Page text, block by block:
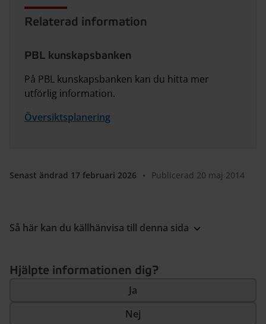
Relaterad information
PBL kunskapsbanken
På PBL kunskapsbanken kan du hitta mer
utförlig information.
Översiktsplanering
Senast ändrad 17 februari 2026 • Publicerad 20 maj 2014
Så här kan du källhänvisa till denna sida
Hjälpte informationen dig?
Ja
Nej